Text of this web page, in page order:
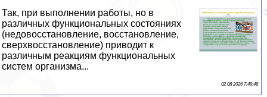
Так, при выполнении работы, но в
различных функциональных состояниях
(недовосстановление, восстановление,
сверхвосстановление) приводит к
различным реакциям функциональных
систем организма...
02 08 2026 7:49:48